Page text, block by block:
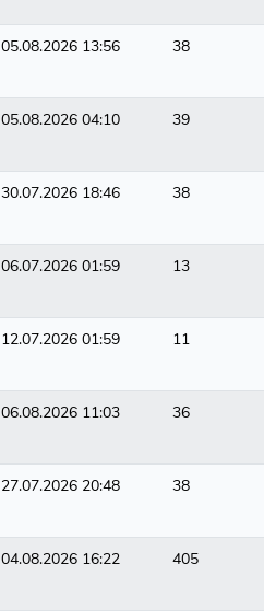
05.08.2026 13:56 38
05.08.2026 04:10 39
30.07.2026 18:46 38
06.07.2026 01:59 13
12.07.2026 01:59 11
06.08.2026 11:03 36
27.07.2026 20:48 38
04.08.2026 16:22 405